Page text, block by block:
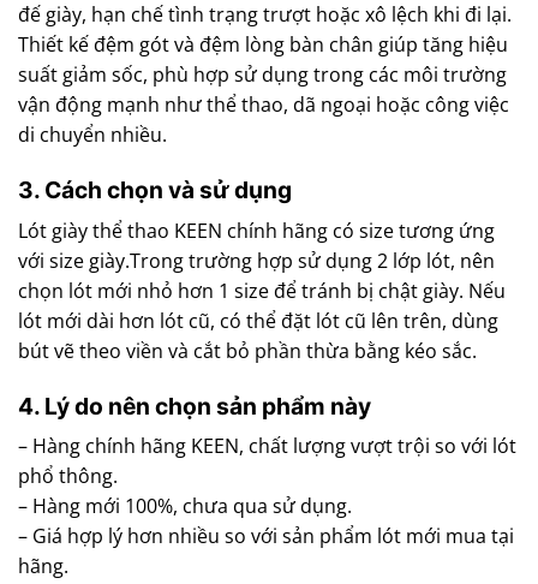
đế giày, hạn chế tình trạng trượt hoặc xô lệch khi đi lại.
Thiết kế đệm gót và đệm lòng bàn chân giúp tăng hiệu
suất giảm sốc, phù hợp sử dụng trong các môi trường
vận động mạnh như thể thao, dã ngoại hoặc công việc
di chuyển nhiều.
3. Cách chọn và sử dụng
Lót giày thể thao KEEN chính hãng có size tương ứng
với size giày.Trong trường hợp sử dụng 2 lớp lót, nên
chọn lót mới nhỏ hơn 1 size để tránh bị chật giày. Nếu
lót mới dài hơn lót cũ, có thể đặt lót cũ lên trên, dùng
bút vẽ theo viền và cắt bỏ phần thừa bằng kéo sắc.
4. Lý do nên chọn sản phẩm này
– Hàng chính hãng KEEN, chất lượng vượt trội so với lót
phổ thông.
– Hàng mới 100%, chưa qua sử dụng.
– Giá hợp lý hơn nhiều so với sản phẩm lót mới mua tại
hãng.